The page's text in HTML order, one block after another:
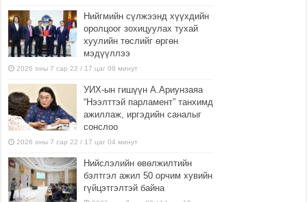
Нийгмийн сүлжээнд хүүхдийн
оролцоог зохицуулах тухай
хуулийн төслийг өргөн
мэдүүллээ
2026 оны 7 сар 22 / 17 цаг 09 минут
УИХ-ын гишүүн А.Ариунзаяа
“Нээлттэй парламент” танхимд
ажиллаж, иргэдийн саналыг
сонслоо
2026 оны 7 сар 22 / 17 цаг 04 минут
Нийслэлийн өвөлжилтийн
бэлтгэл ажил 50 орчим хувийн
гүйцэтгэлтэй байна